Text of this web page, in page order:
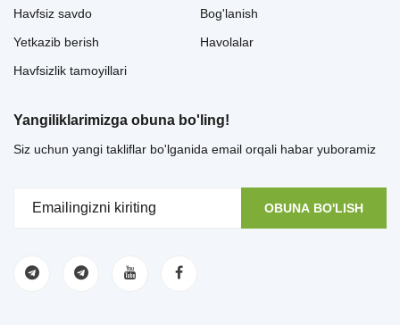
Havfsiz savdo
Yetkazib berish
Havfsizlik tamoyillari
Bog'lanish
Havolalar
Yangiliklarimizga obuna bo'ling!
Siz uchun yangi takliflar bo'lganida email orqali habar yuboramiz
OBUNA BO'LISH